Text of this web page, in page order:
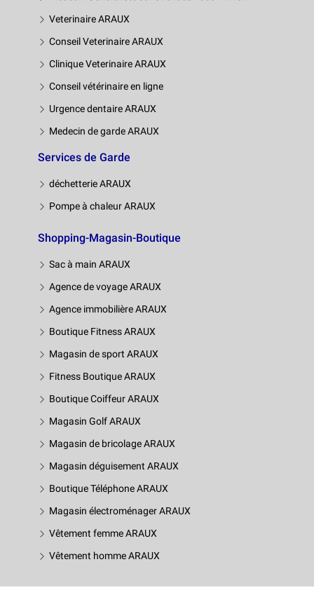
Veterinaire ARAUX
Conseil Veterinaire ARAUX
Clinique Veterinaire ARAUX
Conseil vétérinaire en ligne
Urgence dentaire ARAUX
Medecin de garde ARAUX
Services de Garde
déchetterie ARAUX
Pompe à chaleur ARAUX
Shopping-Magasin-Boutique
Sac à main ARAUX
Agence de voyage ARAUX
Agence immobilière ARAUX
Boutique Fitness ARAUX
Magasin de sport ARAUX
Fitness Boutique ARAUX
Boutique Coiffeur ARAUX
Magasin Golf ARAUX
Magasin de bricolage ARAUX
Magasin déguisement ARAUX
Boutique Téléphone ARAUX
Magasin électroménager ARAUX
Vêtement femme ARAUX
Vêtement homme ARAUX